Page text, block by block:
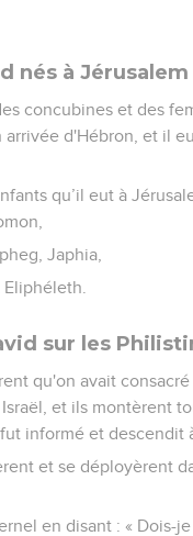
nés à Jérusalem
concubines et des
arrivée d'Hébron, et il
qu’il eut à
Japhia,
sur les
qu'on avait
et ils montèrent
informé et descendit
et se déployèrent
en disant : « Dois-